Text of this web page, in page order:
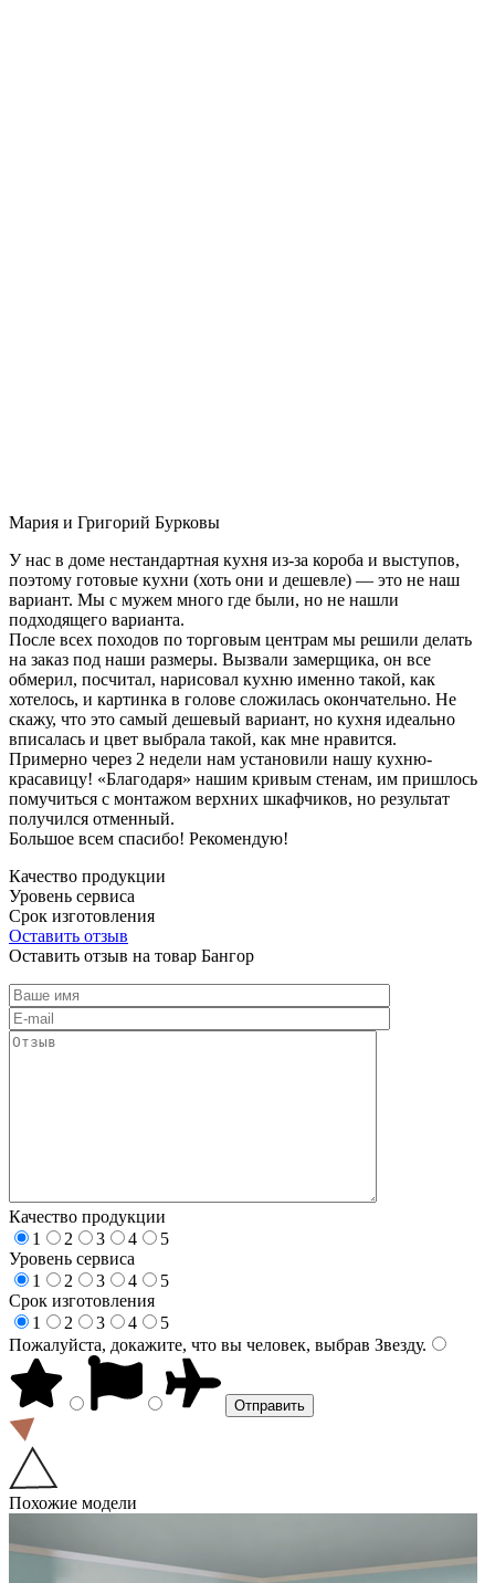
Мария и Григорий Бурковы
У нас в доме нестандартная кухня из-за короба и выступов,
поэтому готовые кухни (хоть они и дешевле) — это не наш
вариант. Мы с мужем много где были, но не нашли
подходящего варианта.
После всех походов по торговым центрам мы решили делать
на заказ под наши размеры. Вызвали замерщика, он все
обмерил, посчитал, нарисовал кухню именно такой, как
хотелось, и картинка в голове сложилась окончательно. Не
скажу, что это самый дешевый вариант, но кухня идеально
вписалась и цвет выбрала такой, как мне нравится.
Примерно через 2 недели нам установили нашу кухню-
красавицу! «Благодаря» нашим кривым стенам, им пришлось
помучиться с монтажом верхних шкафчиков, но результат
получился отменный.
Большое всем спасибо! Рекомендую!
Качество продукции
Уровень сервиса
Срок изготовления
Оставить отзыв
Оставить отзыв на товар Бангор
Качество продукции
1
2 3 4
5
Уровень сервиса
1
2 3 4
5
Срок изготовления
1
2 3 4
5
Пожалуйста, докажите, что вы человек, выбрав Звезду.
Похожие модели